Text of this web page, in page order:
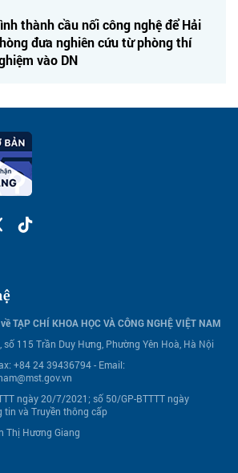
thành cầu nối công nghệ để Hải
đưa nghiên cứu từ phòng thí
vào DN
TẠP CHÍ KHOA HỌC VÀ CÔNG NGHỆ VIỆT NAM
115 Trần Duy Hưng, Phường Yên Hoà, Hà Nội
+84 24 39436794 - Email:
ngày 20/7/2021; số 50/GP-BTTTT ngày
và Truyền thông cấp
Thị Hương Giang